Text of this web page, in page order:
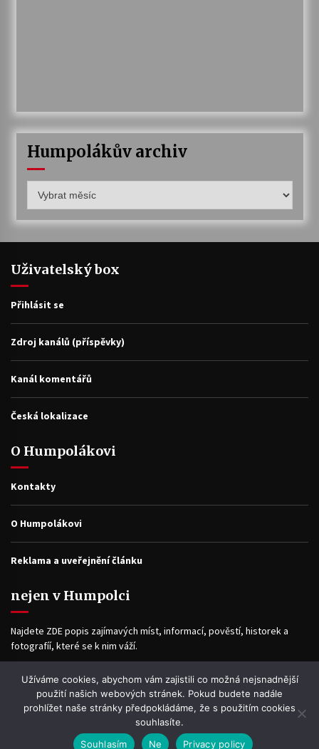
Humpolákův archiv
archiv
Uživatelský box
Přihlásit se
Zdroj kanálů (příspěvky)
Kanál komentářů
Česká lokalizace
O Humpolákovi
Kontakty
O Humpolákovi
Reklama a uveřejnění článku
nejen v Humpolci
Najdete ZDE popis zajímavých míst, informací, pověstí, historek a
fotografíí, které se k nim váží.
Facebook
Užíváme cookies, abychom vám zajistili co možná nejsnadnější
použití našich webových stránek. Pokud budete nadále
prohlížet naše stránky předpokládáme, že s použitím cookies
souhlasíte.
Souhlasím
Ne Privacy policy